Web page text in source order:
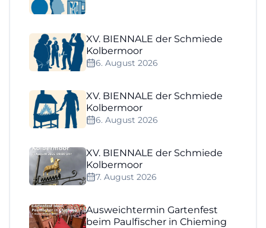
XV. BIENNALE der Schmiede
Kolbermoor
6. August 2026
XV. BIENNALE der Schmiede
Kolbermoor
6. August 2026
XV. BIENNALE der Schmiede
Kolbermoor
7. August 2026
Ausweichtermin Gartenfest
beim Paulfischer in Chieming